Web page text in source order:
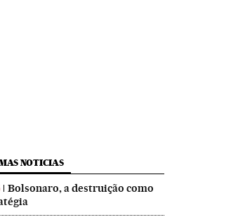
NOTICIAS
Bolsonaro, a destruição como